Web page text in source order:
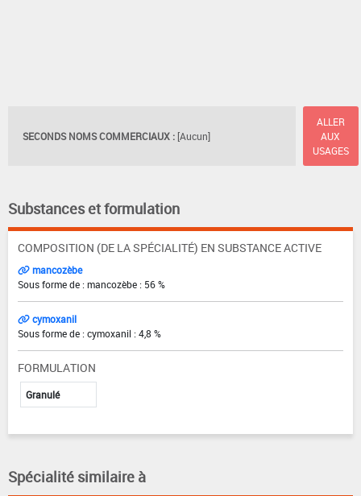
SECONDS NOMS COMMERCIAUX : [Aucun]
ALLER
AUX
USAGES
Substances et formulation
COMPOSITION (DE LA SPÉCIALITÉ) EN SUBSTANCE ACTIVE
mancozèbe
Sous forme de : mancozèbe : 56 %
cymoxanil
Sous forme de : cymoxanil : 4,8 %
FORMULATION
Granulé
Spécialité similaire à